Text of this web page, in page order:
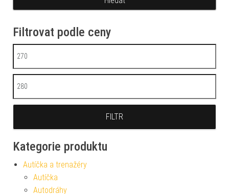
Filtrovat podle ceny
Minimální cena
Maximální cena
FILTR
Kategorie produktu
Autíčka a trenažéry
Autíčka
Autodráhy